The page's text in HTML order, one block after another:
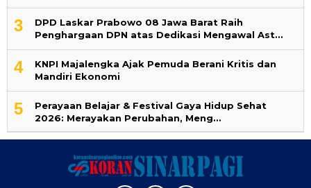
3
DPD Laskar Prabowo 08 Jawa Barat Raih
Penghargaan DPN atas Dedikasi Mengawal Ast…
4
KNPI Majalengka Ajak Pemuda Berani Kritis dan
Mandiri Ekonomi
5
Perayaan Belajar & Festival Gaya Hidup Sehat
2026: Merayakan Perubahan, Meng…